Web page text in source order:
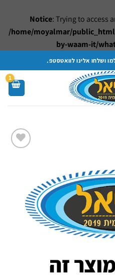
Notice: Trying to access
/home/moyalmar/
by-waam-it/
ושלחו אלינו לוואטסטפ.